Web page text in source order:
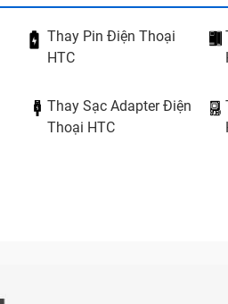
Thay Pin Điện Thoại
HTC
Thay Sạc Adapter Điện
Thoại HTC